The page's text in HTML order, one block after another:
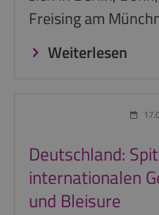
Freising am
Weiterlesen
Deutschland:
internationalen
und Bleisure